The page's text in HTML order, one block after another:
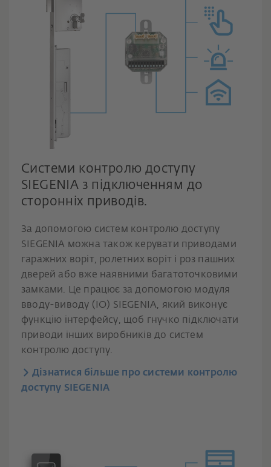
Системи контролю доступу
SIEGENIA з підключенням до
сторонніх приводів.
За допомогою систем контролю доступу
SIEGENIA можна також керувати приводами
гаражних воріт, ролетних воріт і роз пашних
дверей або вже наявними багатоточковими
замками. Це працює за допомогою модуля
вводу-виводу (IO) SIEGENIA, який виконує
функцію інтерфейсу, щоб гнучко підключати
приводи інших виробників до систем
контролю доступу.
Дізнатися більше про системи контролю
доступу SIEGENIA